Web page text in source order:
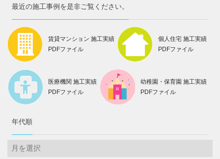
最近の施工事例を是非ご覧ください。
賃貸マンション 施工実績
PDFファイル
個人住宅 施工実績
PDFファイル
医療機関 施工実績
PDFファイル
幼稚園・保育園 施工実績
PDFファイル
年代順
年
代